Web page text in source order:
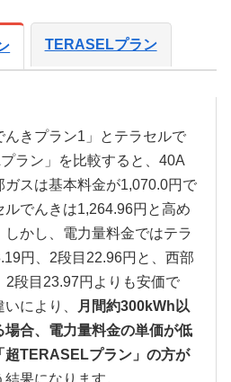
TERASELプラン
きプラン1」とテラセルで
ラン」を比較すると、40A
スは基本料金が1,070.0円で
でんきは1,264.96円と高め
かし、電力量料金ではテラ
円、2段目22.96円と、西部
2段目23.97円よりも安価で
により、
月間約300kWh以
場合、電力量料金の単価が低
超TERASELプラン」の方が
結果になります。